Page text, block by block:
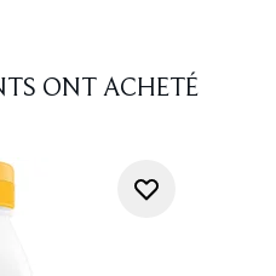
ONT ACHETÉ